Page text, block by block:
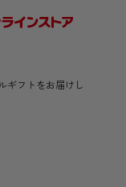
ギフトをお届けし